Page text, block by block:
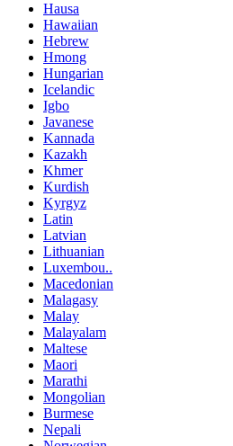
Hausa
Hawaiian
Hebrew
Hmong
Hungarian
Icelandic
Igbo
Javanese
Kannada
Kazakh
Khmer
Kurdish
Kyrgyz
Latin
Latvian
Lithuanian
Luxembou..
Macedonian
Malagasy
Malay
Malayalam
Maltese
Maori
Marathi
Mongolian
Burmese
Nepali